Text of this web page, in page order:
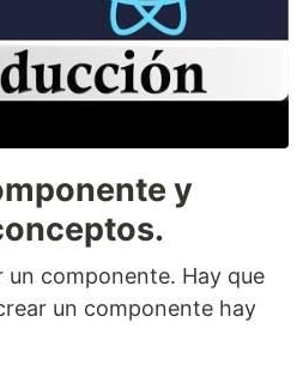
y
un componente. Hay que
un componente hay